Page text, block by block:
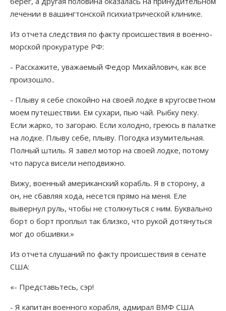
лечении в вашингтонской психиатрической клинике.
Из отчета следствия по факту происшествия в военно-
морской прокуратуре РФ:
- Расскажите, уважаемый Федор Михайлович, как все
произошло..
- Плыву я себе спокойно на своей лодке в кругосветном
моем путешествии. Ем сухари, пью чай. Рыбку пеку.
Если жарко, то загораю. Если холодно, греюсь в палатке
на лодке. Плыву себе, плыву. Погодка изумительная.
Полный штиль. Я завел мотор на своей лодке, потому
что паруса висели неподвижно.
Вижу, военный американский корабль. Я в сторону, а
он, не сбавляя хода, несется прямо на меня. Еле
вывернул руль, чтобы не столкнуться с ним. Буквально
борт о борт проплыл так близко, что рукой дотянуться
мог до обшивки.»
Из отчета слушаний по факту происшествия в сенате
США:
«- Представьтесь, сэр!
- Я капитан военного корабля, адмирал ВМФ США